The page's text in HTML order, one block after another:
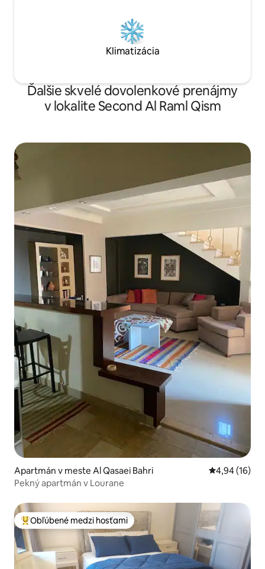
Klimatizácia
Ďalšie skvelé dovolenkové prenájmy
v lokalite Second Al Raml Qism
Apartmán v meste Al Qasaei Bahri Priemerné
4,94 (16)
Pekný apartmán v Lourane
Najobľúbenejšie medzi hosťami
Obľúbené medzi hosťami